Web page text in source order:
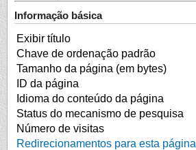
Informação básica
Exibir título
Chave de ordenação padrão
Tamanho da página (em bytes)
ID da página
Idioma do conteúdo da página
Status do mecanismo de pesquisa
Número de visitas
Redirecionamentos para esta página